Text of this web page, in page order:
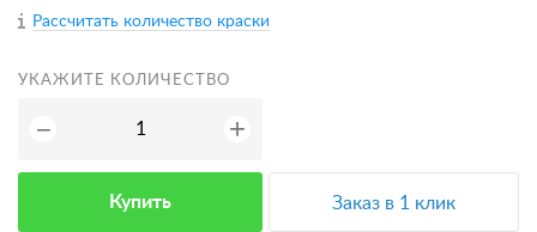
Рассчитать количество краски
УКАЖИТЕ КОЛИЧЕСТВО
− +
Купить Заказ в 1 клик